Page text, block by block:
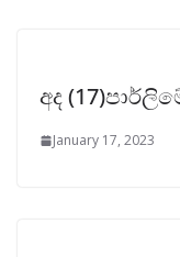
අද
January 17, 2023